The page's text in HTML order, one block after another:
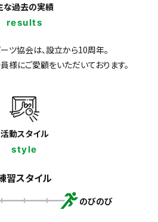
な過去の実績
results
ツ協会は、設立から10周年。
様にご愛顧をいただいております。
活動スタイル
style
習スタイル
のびのび